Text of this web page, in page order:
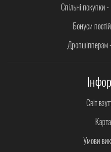
Спільні покупки
Бонуси
Дропшіпперам
Світ
Умови